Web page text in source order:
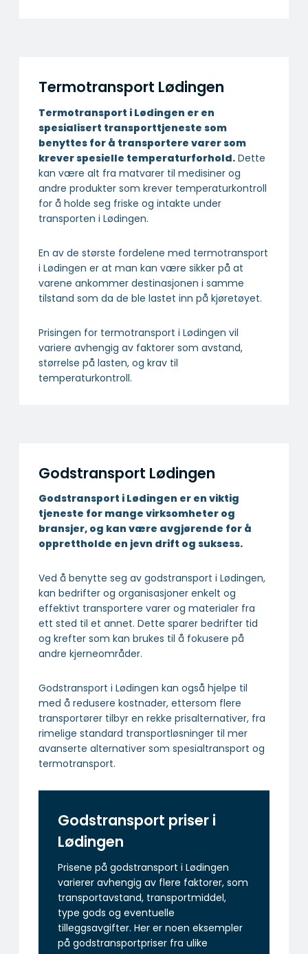
Termotransport Lødingen
Termotransport i Lødingen er en
spesialisert transport­tjeneste som
benyttes for å transportere varer som
krever spesielle temperatur­forhold. Dette
kan være alt fra matvarer til medisiner og
andre produkter som krever temperaturkontroll
for å holde seg friske og intakte under
transporten i Lødingen.
En av de største fordelene med termotransport
i Lødingen er at man kan være sikker på at
varene ankommer destinasjonen i samme
tilstand som da de ble lastet inn på kjøretøyet.
Prisingen for termotransport i Lødingen vil
variere avhengig av faktorer som avstand,
størrelse på lasten, og krav til
temperaturkontroll.
Godstransport Lødingen
Godstransport i Lødingen er en viktig
tjeneste for mange virksomheter og
bransjer, og kan være avgjørende for å
opprettholde en jevn drift og suksess.
Ved å benytte seg av godstransport i Lødingen,
kan bedrifter og organisasjoner enkelt og
effektivt transportere varer og materialer fra
ett sted til et annet. Dette sparer bedrifter tid
og krefter som kan brukes til å fokusere på
andre kjerneområder.
Godstransport i Lødingen kan også hjelpe til
med å redusere kostnader, ettersom flere
transportører tilbyr en rekke prisalternativer, fra
rimelige standard transportløsninger til mer
avanserte alternativer som spesialtransport og
termotransport.
Godstransport priser i
Lødingen
Prisene på godstransport i Lødingen
varierer avhengig av flere faktorer, som
transportavstand, transportmiddel,
type gods og eventuelle
tilleggsavgifter. Her er noen eksempler
på godstransportpriser fra ulike